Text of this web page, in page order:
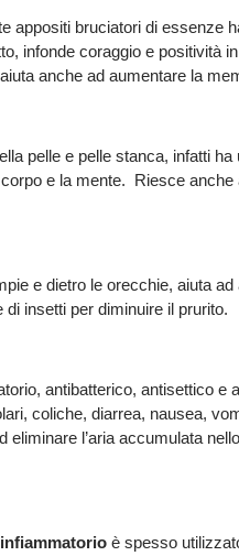
appositi bruciatori di essenze
infonde coraggio e positività
anche ad aumentare la
pelle e pelle stanca, infatti ha
e la mente. Riesce anche
e dietro le orecchie, aiuta
insetti per diminuire il prurito.
antibatterico, antisettico e
coliche, diarrea, nausea,
eliminare l’aria accumulata
è spesso